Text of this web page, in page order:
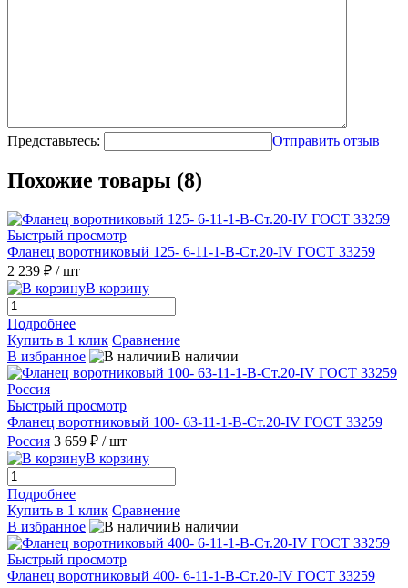
Представьтесь: Отправить отзыв
Похожие товары (8)
Быстрый просмотр
Фланец воротниковый 125- 6-11-1-B-Ст.20-IV ГОСТ 33259
2 239 ₽ / шт
В корзину
Подробнее
Купить в 1 клик Сравнение
В избранное
В наличии
Быстрый просмотр
Фланец воротниковый 100- 63-11-1-В-Ст.20-IV ГОСТ 33259
Россия 3 659 ₽ / шт
В корзину
Подробнее
Купить в 1 клик Сравнение
В избранное
В наличии
Быстрый просмотр
Фланец воротниковый 400- 6-11-1-B-Ст.20-IV ГОСТ 33259